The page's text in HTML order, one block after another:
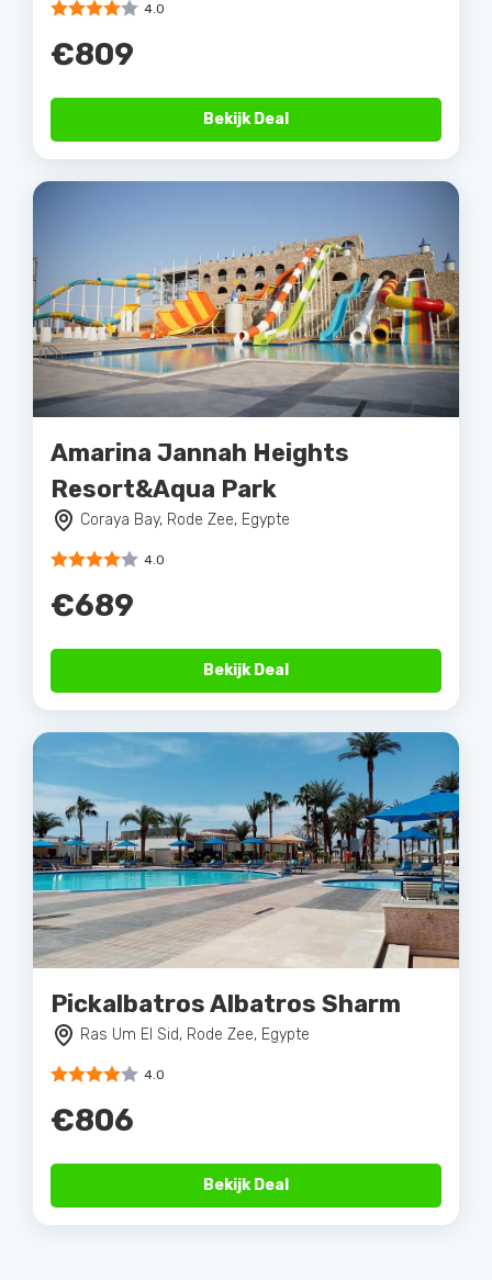
4.0
€809
Bekijk Deal
Amarina Jannah Heights
Resort&Aqua Park
Coraya Bay, Rode Zee, Egypte
4.0
€689
Bekijk Deal
Pickalbatros Albatros Sharm
Ras Um El Sid, Rode Zee, Egypte
4.0
€806
Bekijk Deal